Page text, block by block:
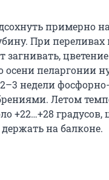
примерно
При переливах
цветение
осени пеларгонии
недели фосфорно-
Летом
+22…+28 градусов,
на балконе.